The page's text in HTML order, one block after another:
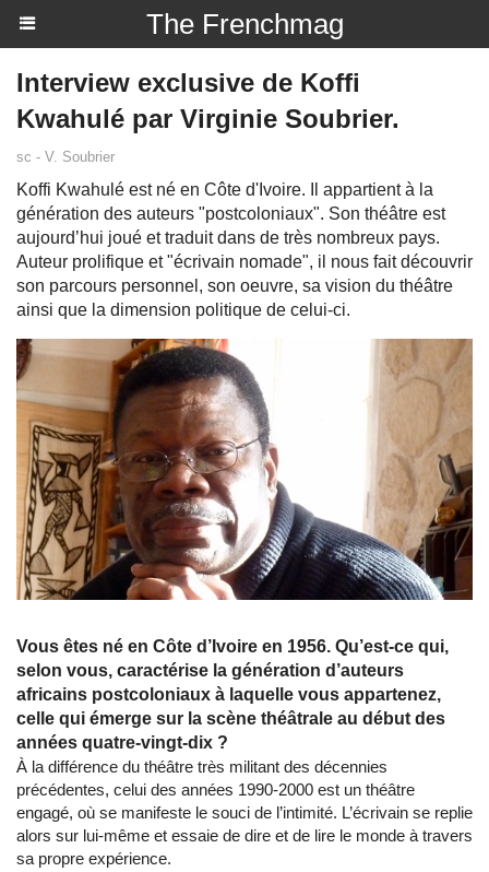
The Frenchmag
Interview exclusive de Koffi
Kwahulé par Virginie Soubrier.
sc - V. Soubrier
Koffi Kwahulé est né en Côte d'Ivoire. Il appartient à la
génération des auteurs "postcoloniaux". Son théâtre est
aujourd’hui joué et traduit dans de très nombreux pays.
Auteur prolifique et "écrivain nomade", il nous fait découvrir
son parcours personnel, son oeuvre, sa vision du théâtre
ainsi que la dimension politique de celui-ci.
Vous êtes né en Côte d’Ivoire en 1956. Qu’est-ce qui,
selon vous, caractérise la génération d’auteurs
africains postcoloniaux à laquelle vous appartenez,
celle qui émerge sur la scène théâtrale au début des
années quatre-vingt-dix ?
À la différence du théâtre très militant des décennies
précédentes, celui des années 1990-2000 est un théâtre
engagé, où se manifeste le souci de l’intimité. L’écrivain se replie
alors sur lui-même et essaie de dire et de lire le monde à travers
sa propre expérience.